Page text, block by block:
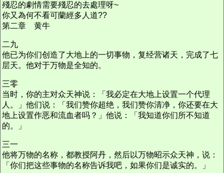
殘忍的劇情需要殘忍的去處理呀~
你又為何不看可蘭經多人道??
第二章 黄牛
二九
他已为你们创造了大地上的一切事物，复经营诸天，完成了七
层天。他对于万物是全知的。
三零
当时，你的主对众天神说：「我必定在大地上设置一个代理
人。」他们说：「我们赞你超绝，我们赞你清净，你还要在大
地上设置作恶和流血者吗？」他说：「我知道你们所不知道
的。」
三一
他将万物的名称，都教授阿丹，然后以万物昭示众天神，说：
「你们把这些事物的名称告诉我吧，如果你们是诚实的。」